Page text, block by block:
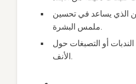
الذي يساعد في تحسين
ملمس البشرة.
أو التصبغات حول
الأنف.